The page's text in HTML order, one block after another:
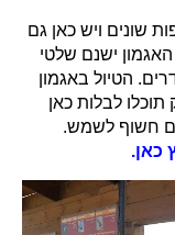
שונים ויש כאן גם
ישנם שלטי
הטיול באגמון
לבלות כאן
חשוף לשמש.
כאן.